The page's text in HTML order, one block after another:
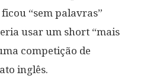
“sem palavras”
usar um short “mais
competição de
inglês.